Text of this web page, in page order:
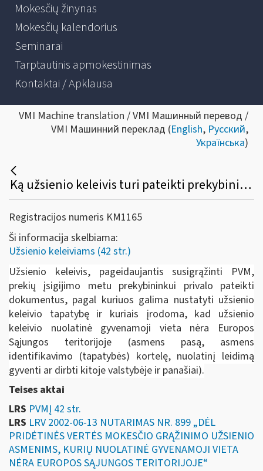
Mokesčių žinynas
Mokesčių kalendorius
Seminarai
Tarptautinis apmokestinimas
Kontaktai / Apklausa
VMI Machine translation / VMI Машинный перевод /
VMI Машинний переклад (English, Русский,
Українська)
Ką užsienio keleivis turi pateikti prekybininkui prekių įsigijimo metu, norėdamas susigrąžinti PVM?
Registracijos numeris KM1165
Ši informacija skelbiama:
Užsienio keleiviams (42 str.)
Užsienio keleivis, pageidaujantis susigrąžinti PVM,
prekių įsigijimo metu prekybininkui privalo pateikti
dokumentus, pagal kuriuos galima nustatyti užsienio
keleivio tapatybę ir kuriais įrodoma, kad užsienio
keleivio nuolatinė gyvenamoji vieta nėra Europos
Sąjungos teritorijoje (asmens pasą, asmens
identifikavimo (tapatybės) kortelę, nuolatinį leidimą
gyventi ar dirbti kitoje valstybėje ir panašiai).
Teises aktai
LRS PVMĮ 42 str.
LRS LRV 2002-06-13 NUTARIMAS NR. 899 „DĖL
PRIDĖTINĖS VERTĖS MOKESČIO GRĄŽINIMO UŽSIENIO
ASMENIMS, KURIŲ NUOLATINĖ GYVENAMOJI VIETA
NĖRA EUROPOS SĄJUNGOS TERITORIJOJE“